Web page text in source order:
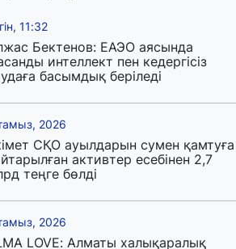
11:32
Бектенов: ЕАЭО аясында
интеллект пен кедергісіз
басымдық беріледі
2026
СҚО ауылдарын сумен қамтуға
активтер есебінен 2,7
теңге бөлді
2026
LOVE: Алматы халықаралық